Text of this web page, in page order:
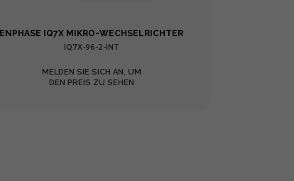
ENPHASE IQ7X MIKRO-WECHSELRICHTER
IQ7X-96-2-INT
MELDEN SIE SICH AN, UM
DEN PREIS ZU SEHEN